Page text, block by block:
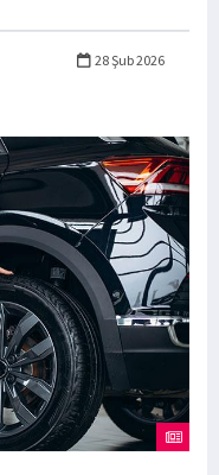
28 Şub 2026